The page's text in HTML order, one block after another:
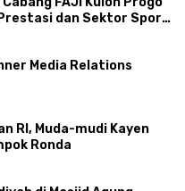
dan Sektor Sport
Media Relations
RI, Muda-mudi Kayen
Ronda